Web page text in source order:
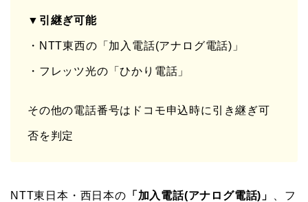
▼引継ぎ可能
・NTT東西の「加入電話(アナログ電話)」
・フレッツ光の「ひかり電話」
その他の電話番号はドコモ申込時に引き継ぎ可
否を判定
NTT東日本・西日本の 「加入電話(アナログ電話)」 、フ